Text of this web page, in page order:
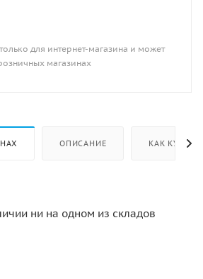
для интернет-магазина и может
магазинах
ОПИСАНИЕ КАК КУПИТЬ
ни на одном из складов